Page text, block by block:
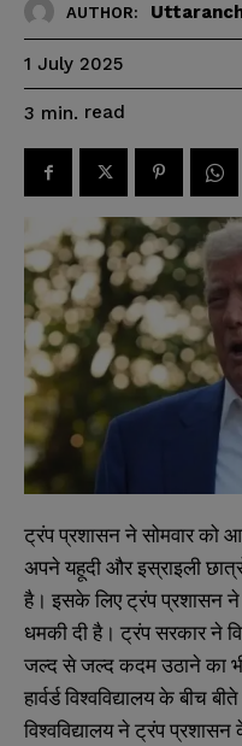
AUTHOR:
1 July 2025
3 min. read
ट्रंप प्रशासन ने सोमवार को
अपने यहूदी और इस्राइली
है। इसके लिए ट्रंप प्रशासन ने
धमकी दी है। ट्रंप सरकार ने
जल्द से जल्द कदम उठाने का
हार्वर्ड विश्वविद्यालय के बीच
विश्वविद्यालय ने ट्रंप